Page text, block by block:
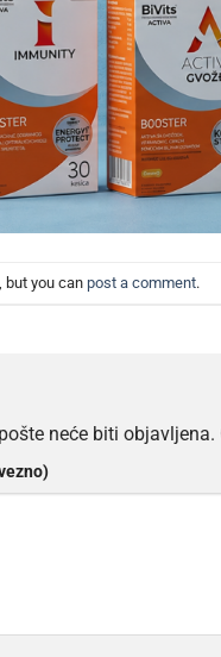
but you can post a comment.
neće biti objavljena.